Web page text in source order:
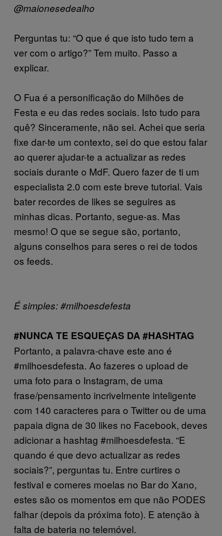
@maionesedealho
Perguntas tu: “O que é que isto tudo tem a
ver com o artigo?” Tem muito. Passo a
explicar.
O Fua é a personificação do Milhões de
Festa e eu das redes sociais. Isto tudo para
quê? Sinceramente, não sei. Achei que seria
fixe dar-te um contexto, sei do que estou falar
ao querer ajudar-te a actualizar as redes
sociais durante o MdF. Quero fazer de ti um
especialista 2.0 com este breve tutorial. Vais
bater recordes de likes se seguires as
minhas dicas. Portanto, segue-as. Mas
mesmo! O que se segue são, portanto,
alguns conselhos para seres o rei de todos
os feeds.
É simples: #milhoesdefesta
#NUNCA TE ESQUEÇAS DA #HASHTAG
Portanto, a palavra-chave este ano é
#milhoesdefesta. Ao fazeres o upload de
uma foto para o Instagram, de uma
frase/pensamento incrivelmente inteligente
com 140 caracteres para o Twitter ou de uma
papaia digna de 30 likes no Facebook, deves
adicionar a hashtag #milhoesdefesta. “E
quando é que devo actualizar as redes
sociais?”, perguntas tu. Entre curtires o
festival e comeres moelas no Bar do Xano,
estes são os momentos em que não PODES
falhar (depois da próxima foto). E atenção à
falta de bateria no telemóvel.